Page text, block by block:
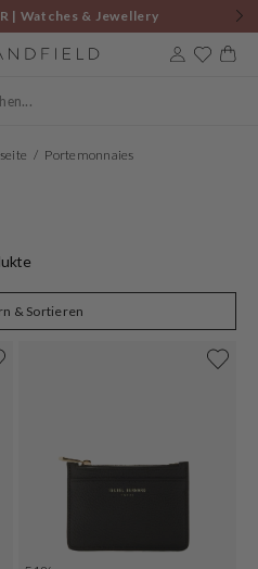
| Watches & Jewellery
Portemonnaies
& Sortieren